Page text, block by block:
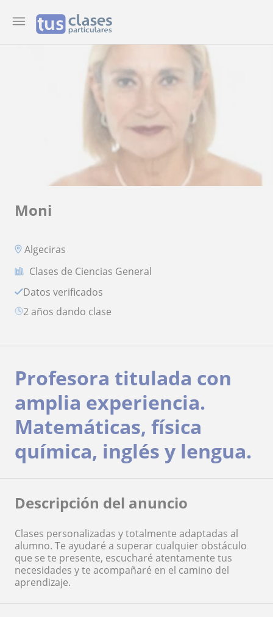
Moni
Algeciras
Clases de Ciencias General
Datos verificados
2 años dando clase
Profesora titulada con
amplia experiencia.
Matemáticas, física
química, inglés y lengua.
Descripción del anuncio
Clases personalizadas y totalmente adaptadas al
alumno. Te ayudaré a superar cualquier obstáculo
que se te presente, escucharé atentamente tus
necesidades y te acompañaré en el camino del
aprendizaje.